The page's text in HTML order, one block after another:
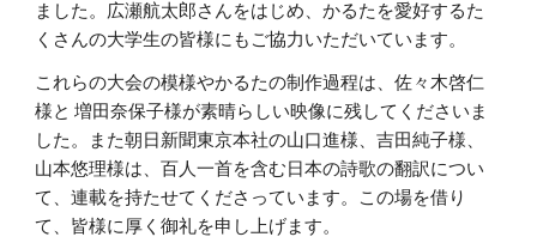
ました。広瀬航太郎さんをはじめ、かるたを愛好するた
くさんの大学生の皆様にもご協力いただいています。
これらの大会の模様やかるたの制作過程は、佐々木啓仁
様と 増田奈保子様が素晴らしい映像に残してくださいま
した。また朝日新聞東京本社の山口進様、吉田純子様、
山本悠理様は、百人一首を含む日本の詩歌の翻訳につい
て、連載を持たせてくださっています。この場を借り
て、皆様に厚く御礼を申し上げます。